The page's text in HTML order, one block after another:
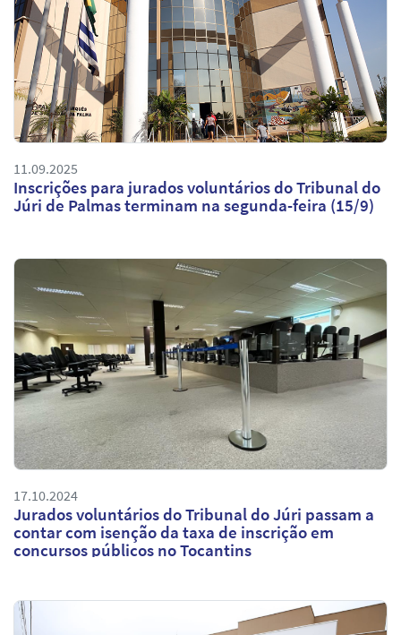
11.09.2025
Inscrições para jurados voluntários do Tribunal do
Júri de Palmas terminam na segunda-feira (15/9)
17.10.2024
Jurados voluntários do Tribunal do Júri passam a
contar com isenção da taxa de inscrição em
concursos públicos no Tocantins